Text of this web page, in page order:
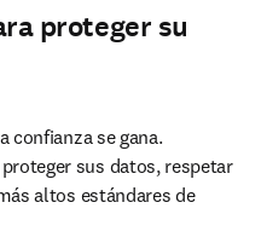
proteger su
confianza se gana.
sus datos, respetar
altos estándares de